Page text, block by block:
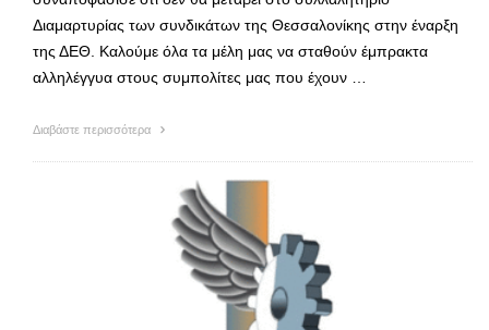
Διαμαρτυρίας των συνδικάτων της Θεσσαλονίκης στην έναρξη
της ΔΕΘ. Καλούμε όλα τα μέλη μας να σταθούν έμπρακτα
αλληλέγγυα στους συμπολίτες μας που έχουν …
Διαβάστε περισσότερα